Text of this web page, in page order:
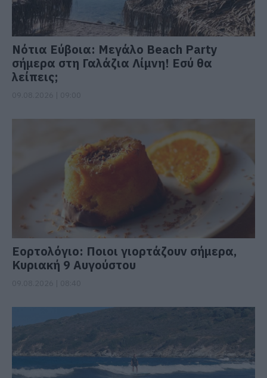
Νότια Εύβοια: Μεγάλο Beach Party
σήμερα στη Γαλάζια Λίμνη! Εσύ θα
λείπεις;
Εορτολόγιο: Ποιοι γιορτάζουν σήμερα,
Κυριακή 9 Αυγούστου